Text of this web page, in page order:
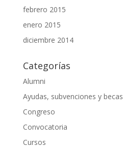
febrero 2015
enero 2015
diciembre 2014
Categorías
Alumni
Ayudas, subvenciones y becas
Congreso
Convocatoria
Cursos